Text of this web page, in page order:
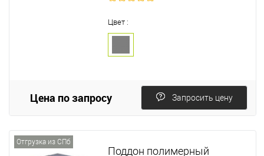
Цвет :
Цена по запросу Запросить цену
Отгрузка из СПб
Поддон полимерный